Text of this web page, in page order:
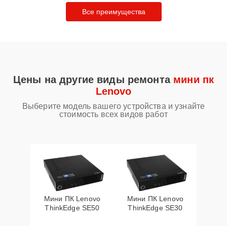
Все преимущества
Цены на другие виды ремонта мини пк
Lenovo
Выберите модель вашего устройства и узнайте
стоимость всех видов работ
Мини ПК Lenovo
ThinkEdge SE50
Мини ПК Lenovo
ThinkEdge SE30